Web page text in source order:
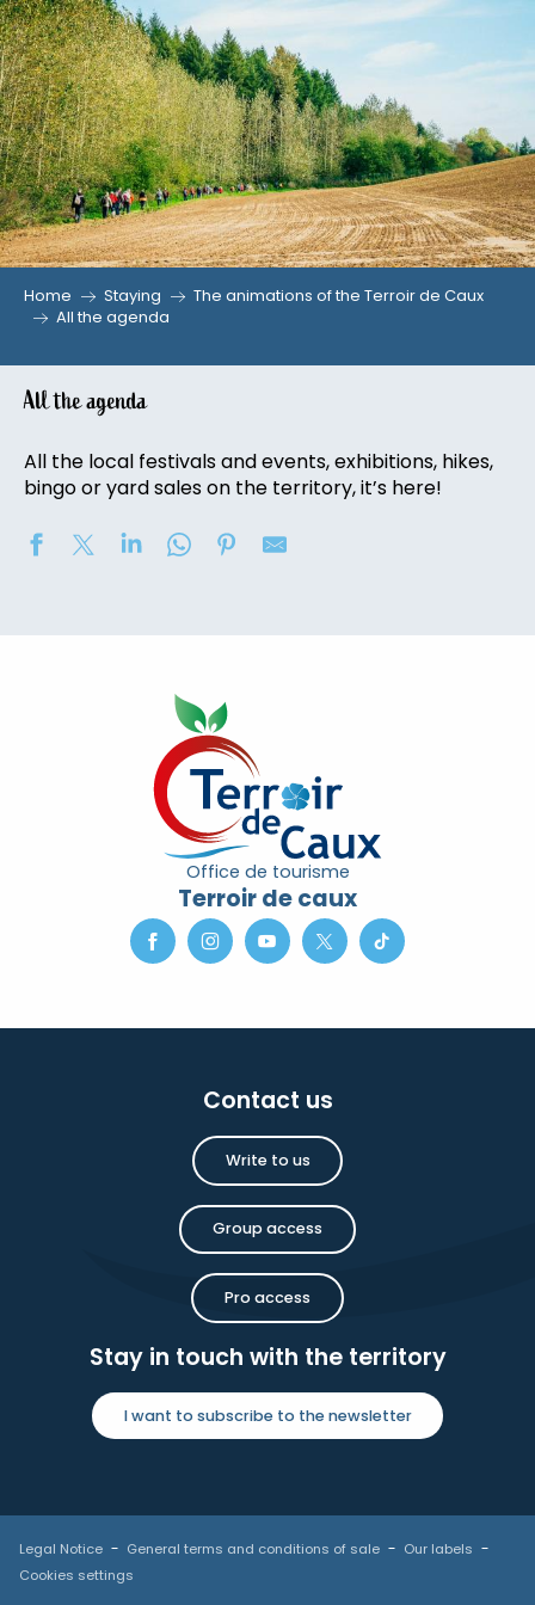
Aller
au
contenu
principal
Home Staying
The animations of the Terroir de Caux
All the agenda
All the agenda
All the local festivals and events, exhibitions, hikes,
bingo or yard sales on the territory, it’s here!
Concours de châteaux de sable
Marché nocturne
Exposition de peinture : Elisabeth Haloo Joye et
Exposition de peinture - Karine Duriez
Exposition : Bénédicte, Cédric & René Vardon
[Exposition] Peinture comme photo, photo comme
Stage de natation 2026
Exposition : au jardin potager
Marche douce et botanique
Concerts à l'Envers du Croco
Office de tourisme
Terroir de caux
Contact us
Write to us
Group access
Pro access
Stay in touch with the territory
I want to subscribe to the newsletter
Legal Notice General terms and conditions of sale
Our labels
Cookies settings